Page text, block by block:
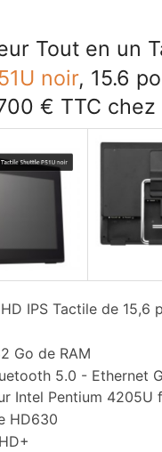
Tout en un
noir, 15.6
€ TTC chez
IPS Tactile de 15,6
Go de RAM
5.0 - Ethernet
Intel Pentium 4205U
HD630